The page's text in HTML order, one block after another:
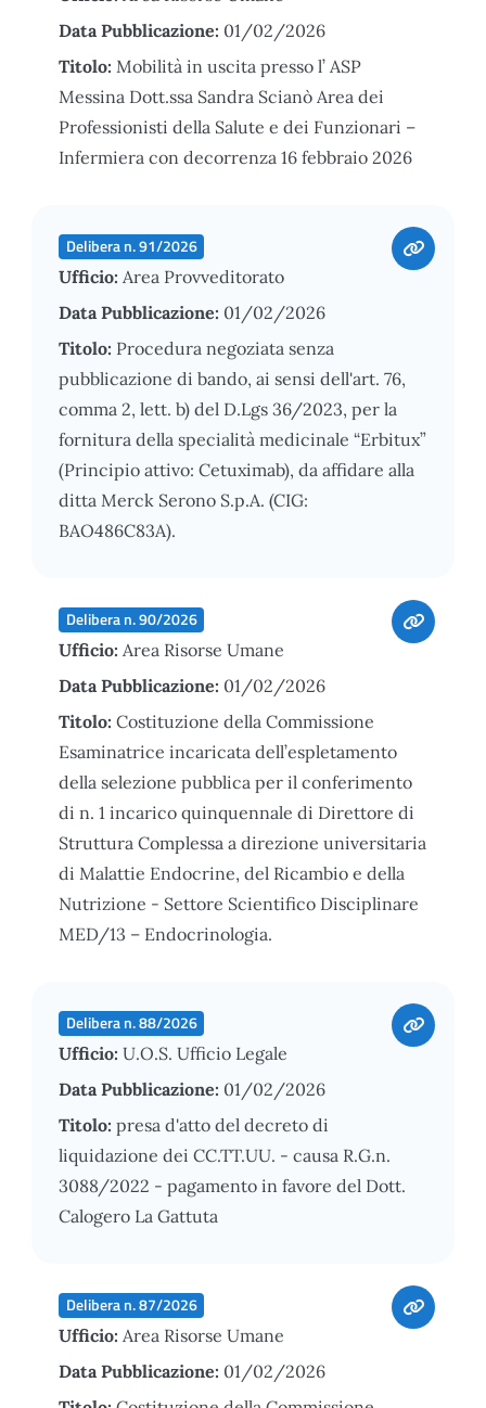
Data Pubblicazione: 01/02/2026
Titolo: Mobilità in uscita presso l’ ASP
Messina Dott.ssa Sandra Scianò Area dei
Professionisti della Salute e dei Funzionari –
Infermiera con decorrenza 16 febbraio 2026
Delibera n. 91/2026
Ufficio: Area Provveditorato
Data Pubblicazione: 01/02/2026
Titolo: Procedura negoziata senza
pubblicazione di bando, ai sensi dell'art. 76,
comma 2, lett. b) del D.Lgs 36/2023, per la
fornitura della specialità medicinale “Erbitux”
(Principio attivo: Cetuximab), da affidare alla
ditta Merck Serono S.p.A. (CIG:
BAO486C83A).
Delibera n. 90/2026
Ufficio: Area Risorse Umane
Data Pubblicazione: 01/02/2026
Titolo: Costituzione della Commissione
Esaminatrice incaricata dell’espletamento
della selezione pubblica per il conferimento
di n. 1 incarico quinquennale di Direttore di
Struttura Complessa a direzione universitaria
di Malattie Endocrine, del Ricambio e della
Nutrizione - Settore Scientifico Disciplinare
MED/13 – Endocrinologia.
Delibera n. 88/2026
Ufficio: U.O.S. Ufficio Legale
Data Pubblicazione: 01/02/2026
Titolo: presa d'atto del decreto di
liquidazione dei CC.TT.UU. - causa R.G.n.
3088/2022 - pagamento in favore del Dott.
Calogero La Gattuta
Delibera n. 87/2026
Ufficio: Area Risorse Umane
Data Pubblicazione: 01/02/2026